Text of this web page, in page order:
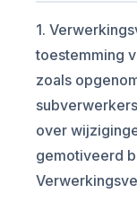
1.
toestemming
zoals
over
gemotiveerd